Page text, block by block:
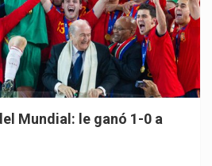
Mundial: le ganó 1-0 a